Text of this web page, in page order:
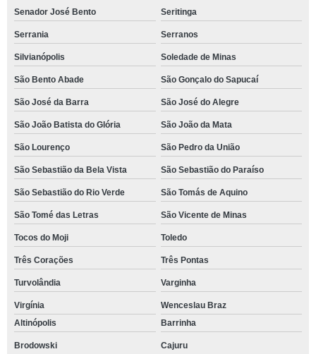
Senador José Bento Seritinga
Serrania Serranos
Silvianópolis Soledade de Minas
São Bento Abade São Gonçalo do Sapucaí
São José da Barra São José do Alegre
São João Batista do Glória São João da Mata
São Lourenço São Pedro da União
São Sebastião da Bela Vista São Sebastião do Paraíso
São Sebastião do Rio Verde São Tomás de Aquino
São Tomé das Letras São Vicente de Minas
Tocos do Moji Toledo
Três Corações Três Pontas
Turvolândia Varginha
Virgínia
Wenceslau Braz
Altinópolis
Barrinha
Brodowski Cajuru